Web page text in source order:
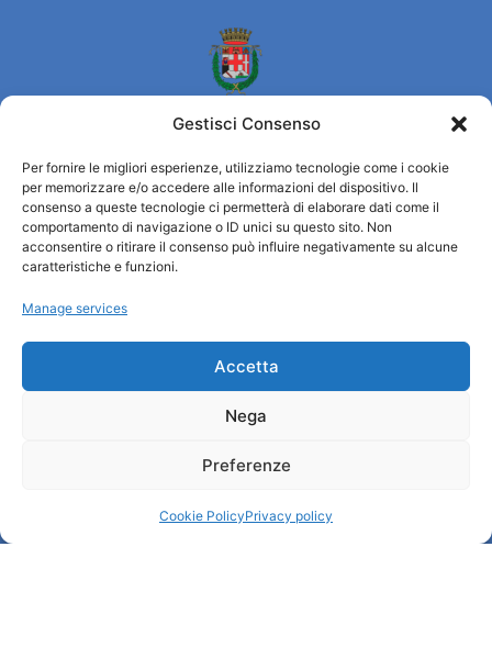
Gestisci Consenso
Per fornire le migliori esperienze, utilizziamo tecnologie come i cookie
per memorizzare e/o accedere alle informazioni del dispositivo. Il
consenso a queste tecnologie ci permetterà di elaborare dati come il
comportamento di navigazione o ID unici su questo sito. Non
acconsentire o ritirare il consenso può influire negativamente su alcune
caratteristiche e funzioni.
Manage services
Accetta
Nega
Preferenze
Cookie PolicyPrivacy policy
Turismo Padova
Who we are
Privacy policy